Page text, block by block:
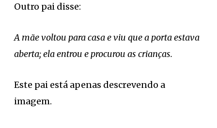
Outro pai disse:
A mãe voltou para casa e viu que a porta estava
aberta; ela entrou e procurou as crianças.
Este pai está apenas descrevendo a
imagem.